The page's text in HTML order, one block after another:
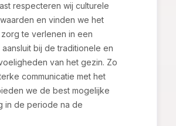
respecteren wij culturele
en vinden we het
te verlenen in een
bij de traditionele en
van het gezin. Zo
communicatie met het
we de best mogelijke
in de periode na de